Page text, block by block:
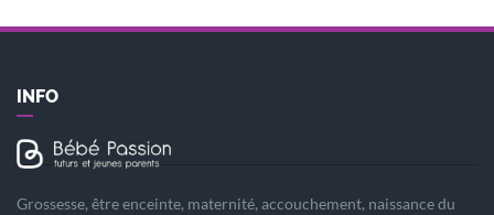
INFO
Grossesse, être enceinte, maternité, accouchement, naissance du